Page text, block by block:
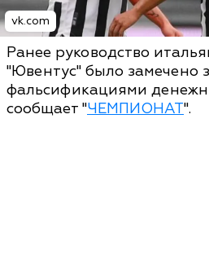
vk.com
Ранее руководство
"Ювентус" было замечено
фальсификациями
сообщает "ЧЕМПИОНАТ".